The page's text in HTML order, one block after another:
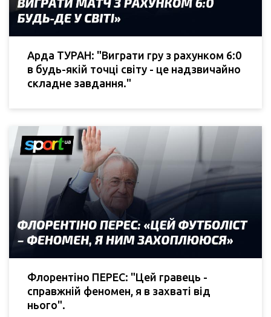
Арда ТУРАН: "Виграти гру з рахунком 6:0
в будь-якій точці світу - це надзвичайно
складне завдання."
Флорентіно ПЕРЕС: "Цей гравець -
справжній феномен, я в захваті від
нього".